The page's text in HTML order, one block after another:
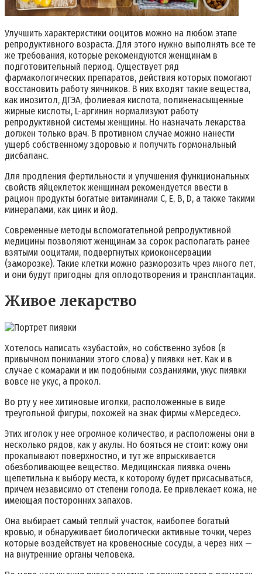
Улучшить характеристики ооцитов можно на любом этапе
репродуктивного возраста. Для этого нужно выполнять все те
же требования, которые рекомендуются женщинам в
подготовительный период. Существует ряд
фармакологических препаратов, действия которых помогают
восстановить работу яичников. В них входят такие вещества,
как инозитол, ДГЭА, фолиевая кислота, полиненасыщенные
жирные кислоты, L-аргинин нормализуют работу
репродуктивной системы женщины. Но назначать лекарства
должен только врач. В противном случае можно нанести
ущерб собственному здоровью и получить гормональный
дисбаланс.
Для продления фертильности и улучшения функциональных
свойств яйцеклеток женщинам рекомендуется ввести в
рацион продукты богатые витаминами С, Е, В, D, а также такими
минералами, как цинк и йод.
Современные методы вспомогательной репродуктивной
медицины позволяют женщинам за сорок располагать ранее
взятыми ооцитами, подвергнутых криоконсервации
(заморозке). Такие клетки можно разморозить чрез много лет,
и они будут пригодны для оплодотворения и трансплантации.
Живое лекарство
Хотелось написать «зубастой», но собственно зубов (в
привычном понимании этого слова) у пиявки нет. Как и в
случае с комарами и им подобными созданиями, укус пиявки
вовсе не укус, а прокол.
Во рту у нее хитиновые иголки, расположенные в виде
треугольной фигуры, похожей на знак фирмы «Мерседес».
Этих иголок у нее огромное количество, и расположены они в
несколько рядов, как у акулы. Но бояться не стоит: кожу они
прокалывают поверхностно, и тут же впрыскивается
обезболивающее вещество. Медицинская пиявка очень
щепетильна к выбору места, к которому будет присасываться,
причем независимо от степени голода. Ее привлекает кожа, не
имеющая посторонних запахов.
Она выбирает самый теплый участок, наиболее богатый
кровью, и обнаруживает биологически активные точки, через
которые воздействует на кровеносные сосуды, а через них —
на внутренние органы человека.